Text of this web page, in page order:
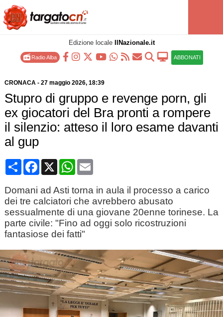
Edizione locale IlNazionale.it
Radio Alba ABBONATI
CRONACA- 27 maggio 2026, 18:39
Stupro di gruppo e revenge porn, gli
ex giocatori del Bra pronti a rompere
il silenzio: atteso il loro esame davanti
al gup
CondividiFacebook
X WhatsApp
Email
Domani ad Asti torna in aula il processo a carico
dei tre calciatori che avrebbero abusato
sessualmente di una giovane 20enne torinese. La
parte civile: "Fino ad oggi solo ricostruzioni
fantasiose dei fatti"